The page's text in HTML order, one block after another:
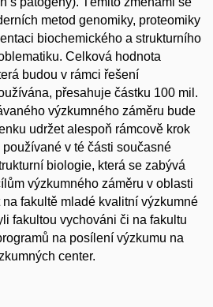
metod genomiky, proteomiky
biochemického a strukturního
Celková hodnota
budou v rámci řešení
přesahuje částku 100 mil.
výzkumného záměru bude
udržet alespoň rámcově krok
v té části současné
biologie, která se zabývá
výzkumného záměru v oblasti
fakultě mladé kvalitní výzkumné
fakultou vychováni či na fakultu
na posílení výzkumu na
center.